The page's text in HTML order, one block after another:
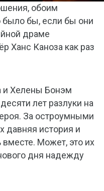
обоим
было бы, если бы они
драме
Ханс Каноза как раз
и Хелены Бонэм
лет разлуки на
За остроумными
давняя история и
вместе. Может, это их
дня надежду